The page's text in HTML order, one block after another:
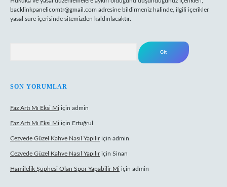
backlinkpanelicomtr@gmail.com adresine bildirmeniz halinde, ilgili içerikler
yasal süre içerisinde sitemizden kaldırılacaktır.
SON YORUMLAR
Faz Artı Mı Eksi Mi için admin
Faz Artı Mı Eksi Mi için Ertuğrul
Cezvede Güzel Kahve Nasıl Yapılıriçin admin
Cezvede Güzel Kahve Nasıl Yapılıriçin Sinan
Hamilelik Şüphesi Olan Spor Yapabilir Mi için admin